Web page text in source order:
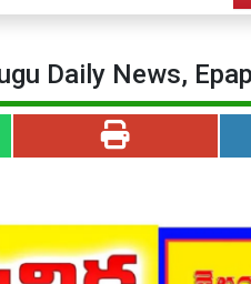
Daily News,